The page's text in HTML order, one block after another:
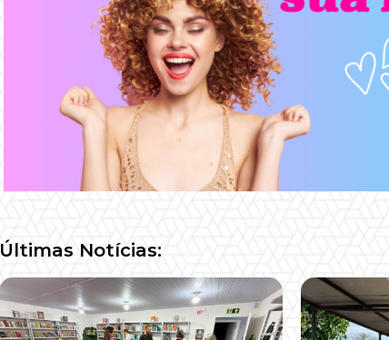
Últimas Notícias: